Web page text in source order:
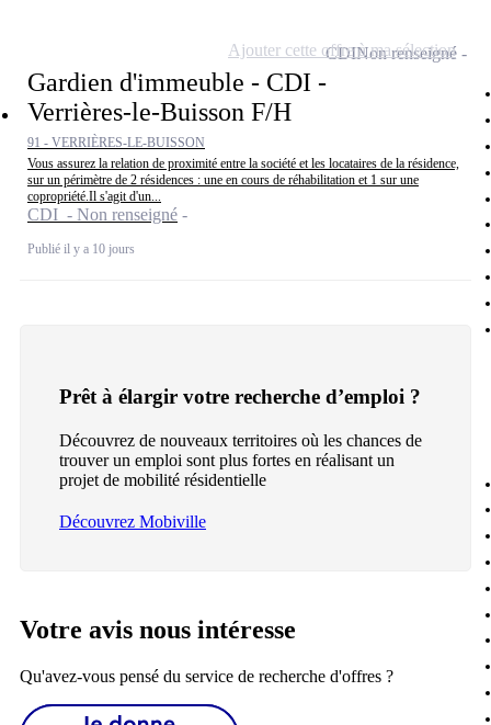
Gardien d'immeuble - CDI -
Verrières-le-Buisson F/H
91 - VERRIÈRES-LE-BUISSON
Vous assurez la relation de proximité entre la société et les locataires de la résidence,
sur un périmètre de 2 résidences : une en cours de réhabilitation et 1 sur une
copropriété.Il s'agit d'un...
CDI - Non renseigné
Publié il y a 10 jours
CDINon renseigné
Ajouter cette offre à ma sélection
Prêt à élargir votre recherche d’emploi ?
Découvrez de nouveaux territoires où les chances de
trouver un emploi sont plus fortes en réalisant un
projet de mobilité résidentielle
Découvrez Mobiville
Votre avis nous intéresse
Qu'avez-vous pensé du service de recherche d'offres ?